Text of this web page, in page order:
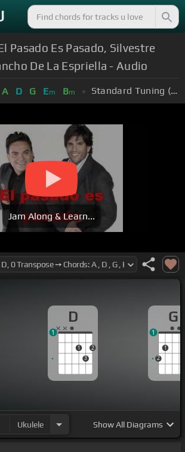
Pasado Es Pasado, Silvestre
De La Espriella - Audio
A D G Em Bm Standard Tuning (EADGBE)
Jam Along & Learn...
D
1
3
2
1
G
2
1
1
Ukulele ShowAll Diagrams